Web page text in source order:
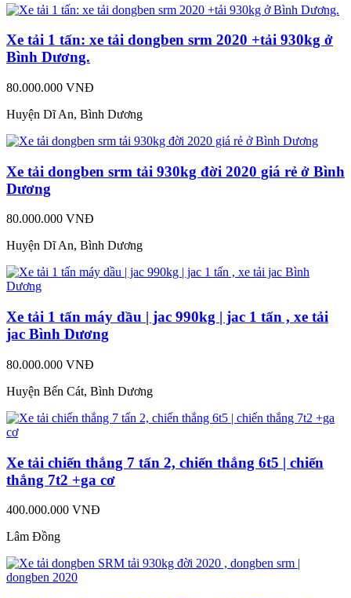
Xe tải 1 tấn: xe tải dongben srm 2020 +tải 930kg ở
Bình Dương.
80.000.000 VNĐ
Huyện Dĩ An, Bình Dương
Xe tải dongben srm tải 930kg đời 2020 giá rẻ ở Bình
Dương
80.000.000 VNĐ
Huyện Dĩ An, Bình Dương
Xe tải 1 tấn máy dầu | jac 990kg | jac 1 tấn , xe tải
jac Bình Dương
80.000.000 VNĐ
Huyện Bến Cát, Bình Dương
Xe tải chiến thắng 7 tấn 2, chiến thắng 6t5 | chiến
thắng 7t2 +ga cơ
400.000.000 VNĐ
Lâm Đồng